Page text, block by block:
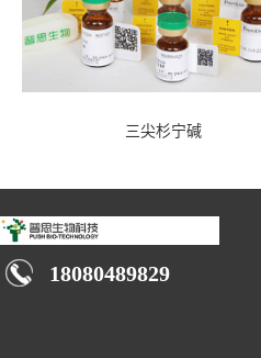
三尖杉宁碱
18080489829